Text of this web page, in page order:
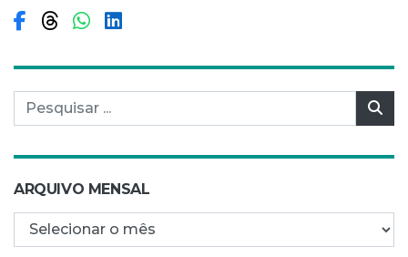
Compartilhar no Facebook
Compartilhar no Threads
Compartilhar no WhatsApp
Compartilhar no LinkedIn
Pesquisar por:
ARQUIVO MENSAL
Arquivo mensal